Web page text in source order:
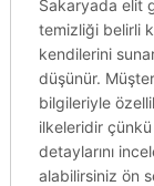
Sakaryada elit
temizliği belirli
kendilerini
düşünür.
bilgileriyle
ilkeleridir
detaylarını
alabilirsiniz ön